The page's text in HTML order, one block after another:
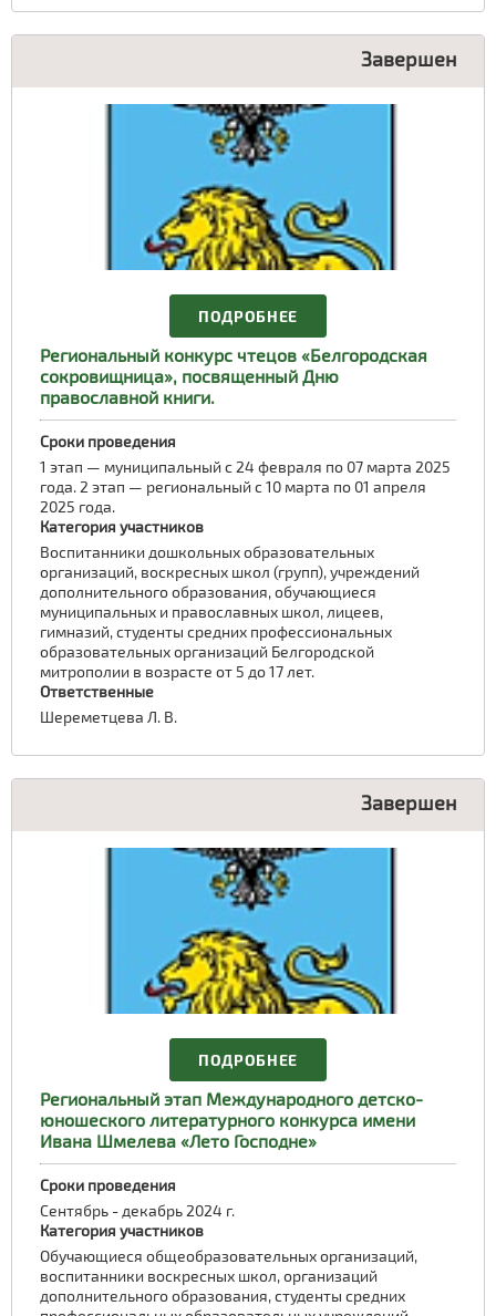
Завершен
ПОДРОБНЕЕ
Региональный конкурс чтецов «Белгородская
сокровищница», посвященный Дню
православной книги.
Сроки проведения
1 этап — муниципальный с 24 февраля по 07 марта 2025
года. 2 этап — региональный с 10 марта по 01 апреля
2025 года.
Категория участников
Воспитанники дошкольных образовательных
организаций, воскресных школ (групп), учреждений
дополнительного образования, обучающиеся
муниципальных и православных школ, лицеев,
гимназий, студенты средних профессиональных
образовательных организаций Белгородской
митрополии в возрасте от 5 до 17 лет.
Ответственные
Шереметцева Л. В.
Завершен
ПОДРОБНЕЕ
Региональный этап Международного детско-
юношеского литературного конкурса имени
Ивана Шмелева «Лето Господне»
Сроки проведения
Сентябрь - декабрь 2024 г.
Категория участников
Обучающиеся общеобразовательных организаций,
воспитанники воскресных школ, организаций
дополнительного образования, студенты средних